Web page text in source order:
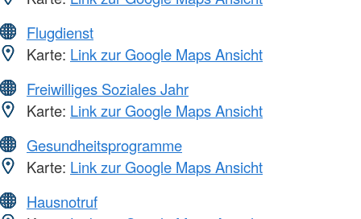
Flugdienst
Karte: Link zur Google Maps Ansicht
Freiwilliges Soziales Jahr
Karte: Link zur Google Maps Ansicht
Gesundheitsprogramme
Karte: Link zur Google Maps Ansicht
Hausnotruf